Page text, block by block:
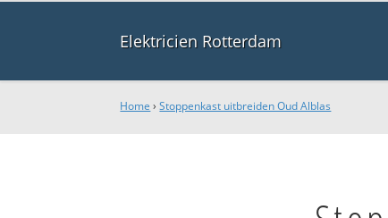
Elektricien Rotterdam
Home ›Stoppenkast uitbreiden Oud Alblas